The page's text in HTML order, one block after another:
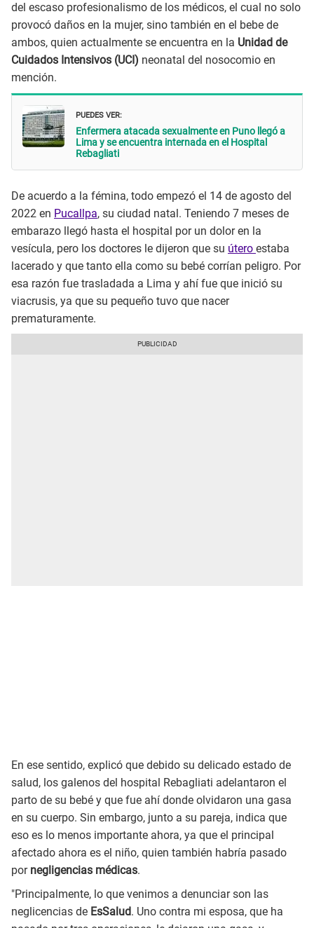
del escaso profesionalismo de los médicos, el cual no solo
provocó daños en la mujer, sino también en el bebe de
ambos, quien actualmente se encuentra en la Unidad de
Cuidados Intensivos (UCI) neonatal del nosocomio en
mención.
PUEDES VER:
Enfermera atacada sexualmente en Puno llegó a
Lima y se encuentra internada en el Hospital
Rebagliati
De acuerdo a la fémina, todo empezó el 14 de agosto del
2022 en Pucallpa, su ciudad natal. Teniendo 7 meses de
embarazo llegó hasta el hospital por un dolor en la
vesícula, pero los doctores le dijeron que su útero estaba
lacerado y que tanto ella como su bebé corrían peligro. Por
esa razón fue trasladada a Lima y ahí fue que inició su
viacrusis, ya que su pequeño tuvo que nacer
prematuramente.
En ese sentido, explicó que debido su delicado estado de
salud, los galenos del hospital Rebagliati adelantaron el
parto de su bebé y que fue ahí donde olvidaron una gasa
en su cuerpo. Sin embargo, junto a su pareja, indica que
eso es lo menos importante ahora, ya que el principal
afectado ahora es el niño, quien también habría pasado
por negligencias médicas.
"Principalmente, lo que venimos a denunciar son las
neglicencias de EsSalud. Uno contra mi esposa, que ha